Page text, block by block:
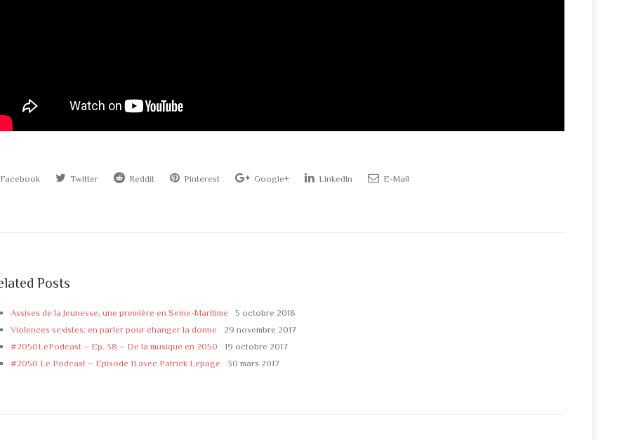
Twitter Reddit Pinterest Google+ LinkedIn E-Mail
Posts
Assises de la Jeunesse, une première en Seine-Maritime
5 octobre 2018
Violences sexistes: en parler pour changer la donne
29 novembre 2017
#2050LePodcast – Ep. 38 – De la musique en 2050
19 octobre 2017
#2050 Le Podcast – Episode 11 avec Patrick Lepage
30 mars 2017